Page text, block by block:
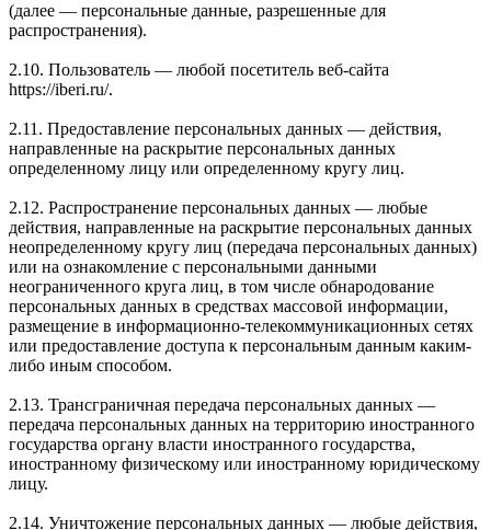
(далее — персональные данные, разрешенные для
распространения).
2.10. Пользователь — любой посетитель веб-сайта
https://iberi.ru/.
2.11. Предоставление персональных данных — действия,
направленные на раскрытие персональных данных
определенному лицу или определенному кругу лиц.
2.12. Распространение персональных данных — любые
действия, направленные на раскрытие персональных данных
неопределенному кругу лиц (передача персональных данных)
или на ознакомление с персональными данными
неограниченного круга лиц, в том числе обнародование
персональных данных в средствах массовой информации,
размещение в информационно-телекоммуникационных сетях
или предоставление доступа к персональным данным каким-
либо иным способом.
2.13. Трансграничная передача персональных данных —
передача персональных данных на территорию иностранного
государства органу власти иностранного государства,
иностранному физическому или иностранному юридическому
лицу.
2.14. Уничтожение персональных данных — любые действия,